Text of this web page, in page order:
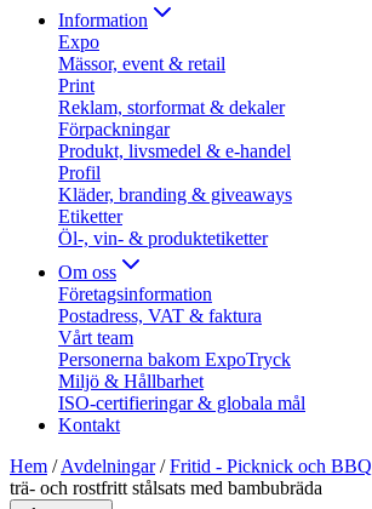
Information
Expo
Mässor, event & retail
Print
Reklam, storformat & dekaler
Förpackningar
Produkt, livsmedel & e-handel
Profil
Kläder, branding & giveaways
Etiketter
Öl-, vin- & produktetiketter
Om oss
Företagsinformation
Postadress, VAT & faktura
Vårt team
Personerna bakom ExpoTryck
Miljö & Hållbarhet
ISO-certifieringar & globala mål
Kontakt
Hem /Avdelningar/Fritid - Picknick och BBQ
trä- och rostfritt stålsats med bambubräda